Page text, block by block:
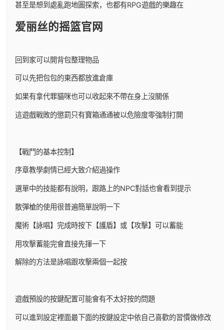
甚至是想到處亂跑地圖探索，也都有RPG遊戲的樂趣在
爱丽丝的摇篮官网
回到家可以開背包整理物品
可以先把包包的東西都放進倉庫
如果有拿代罪貓咪也可以收起來不帶在身上沒關係
這遊戲戰敗的懲罰只有寶箱通通被以危險度零強制打開
【戰鬥的基本控制】
序章教學劇情已經大致介紹過操作
選單中的技能都有說明，跟路上的NPC對話也會看到提示
散彈槍的使用很普遍簡單說明一下
魔術【詠唱】完成時按下【護盾】或【攻擊】可以蓄能
用攻擊蓄能完會直接先揮一下
解除的方法是詠唱跟攻擊兩個一起按
遊戲預設的按鍵配置可能會有不太好按的問題
可以進到設定裡面最下面的按鍵設定中依自己喜歡的習慣做修改